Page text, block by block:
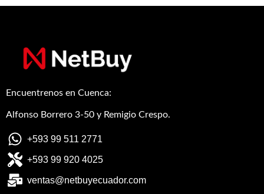
Encuentrenos en Cuenca:
Alfonso Borrero 3-50 y Remigio Crespo.
+593 99 511 2771
+593 99 920 4025
ventas@netbuyecuador.com